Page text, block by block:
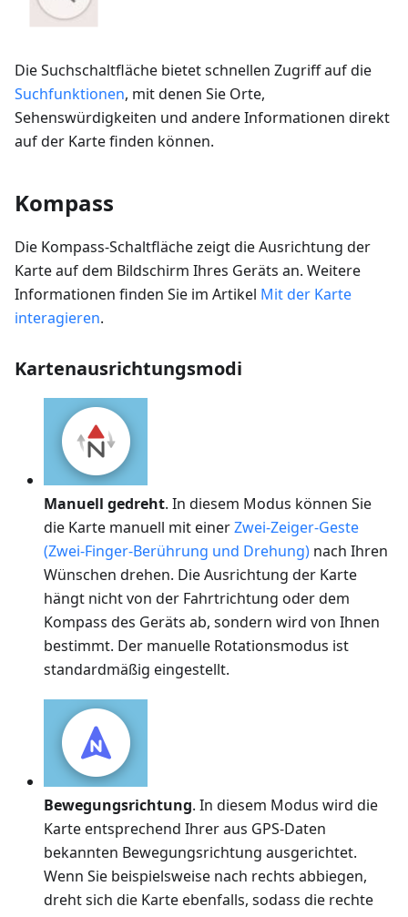
Die Suchschaltfläche bietet schnellen Zugriff auf die
Suchfunktionen, mit denen Sie Orte,
Sehenswürdigkeiten und andere Informationen direkt
auf der Karte finden können.
Kompass
Die Kompass-Schaltfläche zeigt die Ausrichtung der
Karte auf dem Bildschirm Ihres Geräts an. Weitere
Informationen finden Sie im Artikel Mit der Karte
interagieren.
Kartenausrichtungsmodi
Manuell gedreht. In diesem Modus können Sie
die Karte manuell mit einerZwei-Zeiger-Geste
(Zwei-Finger-Berührung und Drehung) nach Ihren
Wünschen drehen. Die Ausrichtung der Karte
hängt nicht von der Fahrtrichtung oder dem
Kompass des Geräts ab, sondern wird von Ihnen
bestimmt. Der manuelle Rotationsmodus ist
standardmäßig eingestellt.
Bewegungsrichtung. In diesem Modus wird die
Karte entsprechend Ihrer aus GPS-Daten
bekannten Bewegungsrichtung ausgerichtet.
Wenn Sie beispielsweise nach rechts abbiegen,
dreht sich die Karte ebenfalls, sodass die rechte